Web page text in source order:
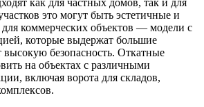
как для частных домов, так и для
это могут быть эстетичные и
для коммерческих объектов — модели с
которые выдержат большие
высокую безопасность. Откатные
на объектах с различными
включая ворота для складов,